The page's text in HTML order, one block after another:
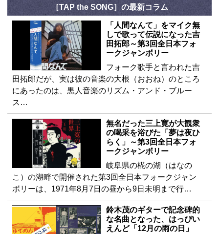
［TAP the SONG］の最新コラム
「人間なんて」をマイク無
しで歌って伝説になった吉
田拓郎～第3回全日本フォ
ークジャンボリー
フォーク歌手と言われた吉
田拓郎だが、実は彼の音楽の大根（おおね）のところ
にあったのは、黒人音楽のリズム・アンド・ブルー
ス…
無名だった三上寛が大観衆
の喝采を浴びた「夢は夜ひ
らく」～第3回全日本フォ
ークジャンボリー
岐阜県の椛の湖（はなの
こ）の湖畔で開催された第3回全日本フォークジャン
ボリーは、1971年8月7日の昼から9日未明まで行…
鈴木茂のギターで記念碑的
な名曲となった、はっぴい
えんど「12月の雨の日」